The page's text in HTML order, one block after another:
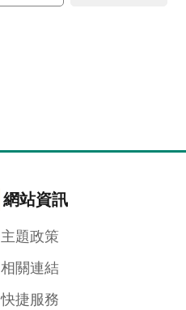
網站資訊
主題政策
相關連結
快捷服務